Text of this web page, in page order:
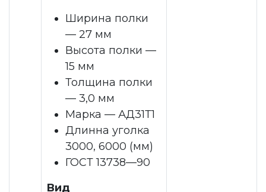
Ширина полки
— 27 мм
Высота полки —
15 мм
Толщина полки
— 3,0 мм
Марка — АД31Т1
Длинна уголка
3000, 6000 (мм)
ГОСТ 13738—90
Вид